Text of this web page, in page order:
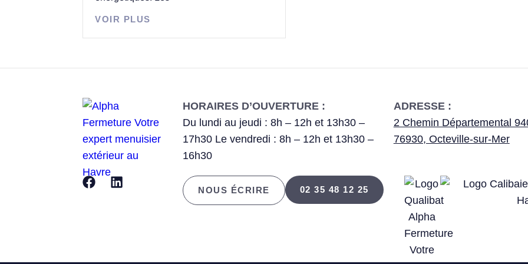
VOIR PLUS
HORAIRES D’OUVERTURE :
Du lundi au jeudi : 8h – 12h et 13h30 –
17h30 Le vendredi : 8h – 12h et 13h30 –
16h30
ADRESSE :
2 Chemin Départemental
76930, Octeville-sur-Mer
NOUS ÉCRIRE 02 35 48 12 25